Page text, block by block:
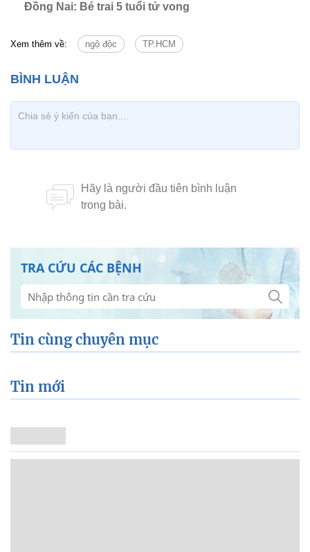
Đồng Nai: Bé trai 5 tuổi tử vong
Xem thêm về: ngộ độc TP.HCM
TRA CỨU CÁC BỆNH
Tin cùng chuyên mục
Tin mới